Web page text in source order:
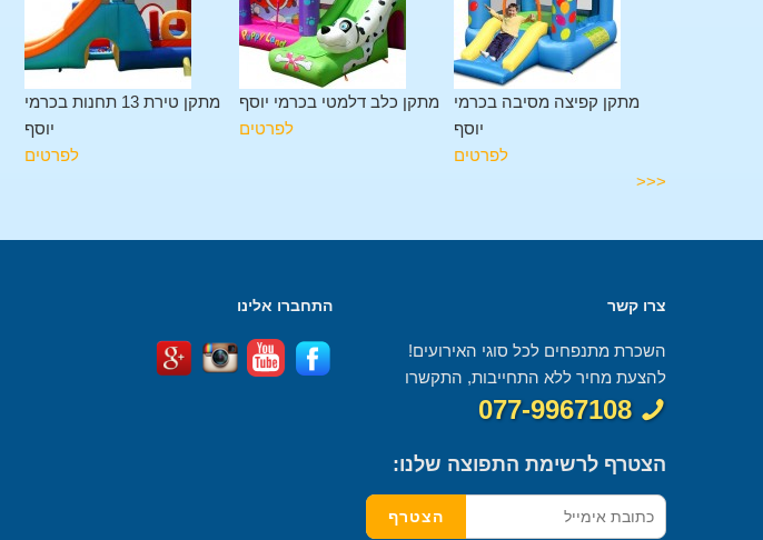
מתקן טירת 13 תחנות בכרמי
יוסף
לפרטים
מתקן כלב דלמטי בכרמי יוסף
לפרטים
מתקן קפיצה מסיבה בכרמי
יוסף
לפרטים
<<<
צרו קשר
השכרת מתנפחים לכל סוגי האירועים!
להצעת מחיר ללא התחייבות, התקשרו
077-9967108
הצטרף לרשימת התפוצה שלנו:
התחברו אלינו